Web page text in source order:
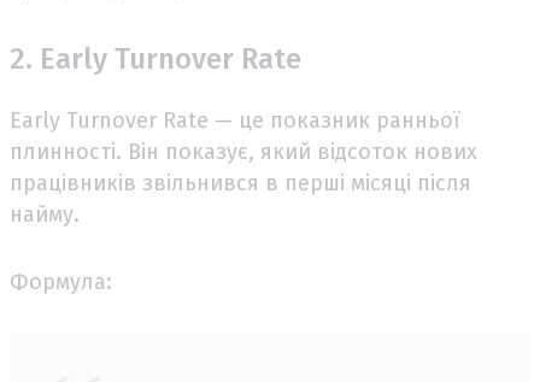
2. Early Turnover Rate
Early Turnover Rate — це показник ранньої
плинності. Він показує, який відсоток нових
працівників звільнився в перші місяці після
найму.
Формула: